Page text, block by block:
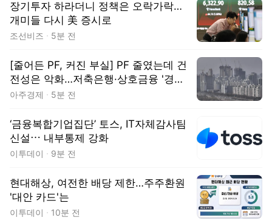
장기투자 하라더니 정책은 오락가락…
개미들 다시 美 증시로
조선비즈 5분 전
[줄어든 PF, 커진 부실] PF 줄였는데 건
전성은 악화…저축은행·상호금융 '경고
등'
아주경제 5분 전
‘금융복합기업집단’ 토스, IT자체감사팀
신설⋯ 내부통제 강화
이투데이 9분 전
현대해상, 여전한 배당 제한…주주환원
'대안 카드'는
이투데이 10분 전